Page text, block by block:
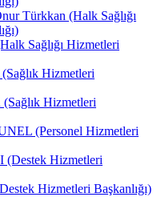
Türkkan (Halk Sağlığı
Sağlığı Hizmetleri
Hizmetleri
Hizmetleri
(Personel Hizmetleri
Hizmetleri
Hizmetleri Başkanlığı)